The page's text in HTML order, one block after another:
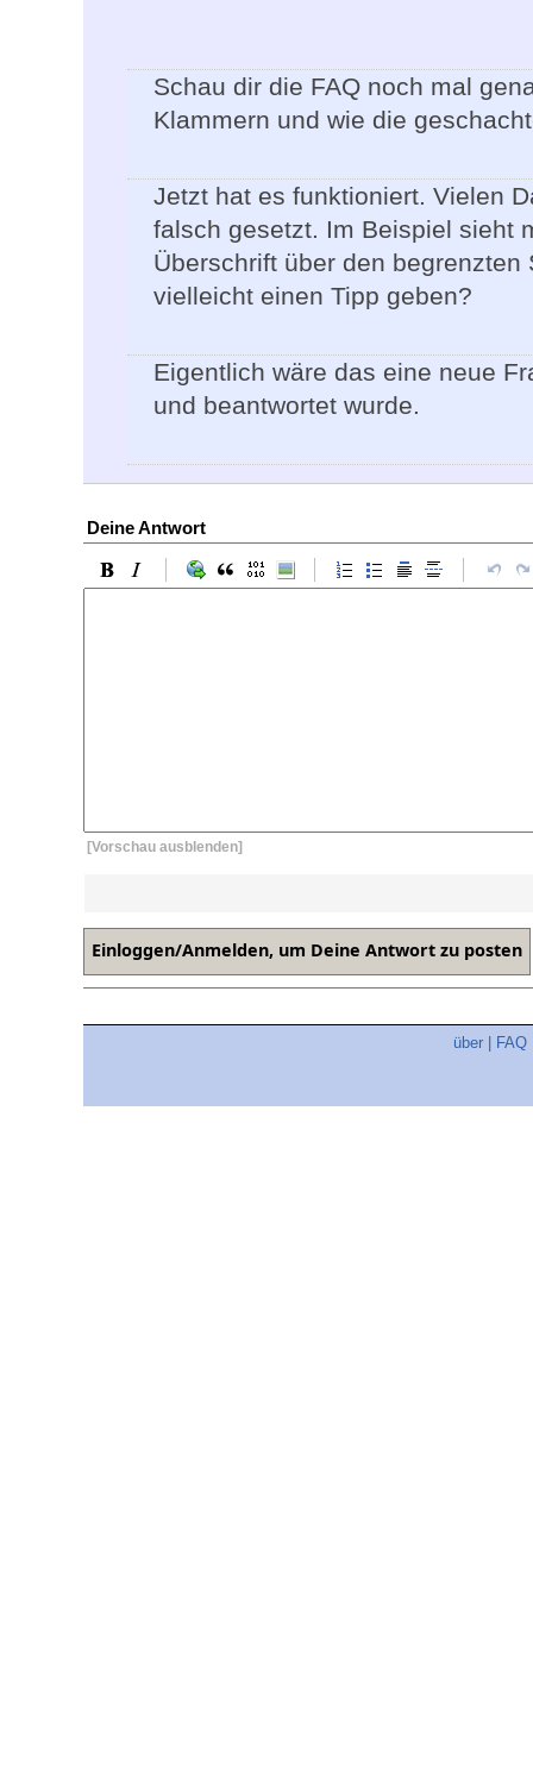
Schau dir die FAQ noch mal
Klammern und wie die
Jetzt hat es funktioniert. Vielen
falsch gesetzt. Im Beispiel sieht
Überschrift über den
vielleicht einen Tipp geben?
Eigentlich wäre das eine neue
und beantwortet wurde.
Deine Antwort
[Vorschau ausblenden]
über FAQ